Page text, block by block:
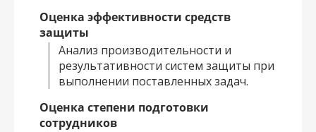
Оценка эффективности средств
защиты
Анализ производительности и
результативности систем защиты при
выполнении поставленных задач.
Оценка степени подготовки
сотрудников